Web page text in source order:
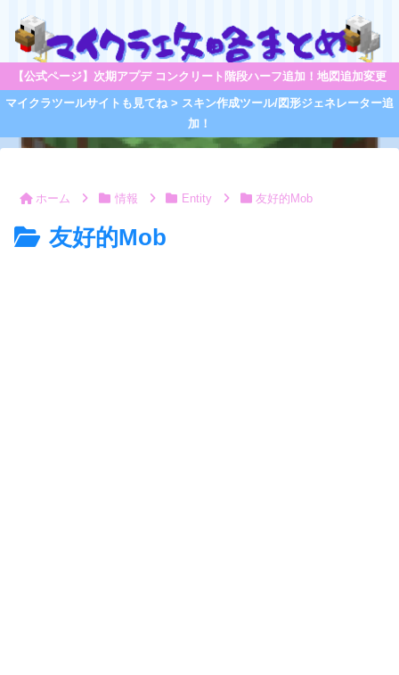
【公式ページ】次期アプデ コンクリート階段ハーフ追加！地図追加変更
マイクラツールサイトも見てね > スキン作成ツール/図形ジェネレーター追
加！
ホーム 情報 Entity 友好的Mob
友好的Mob